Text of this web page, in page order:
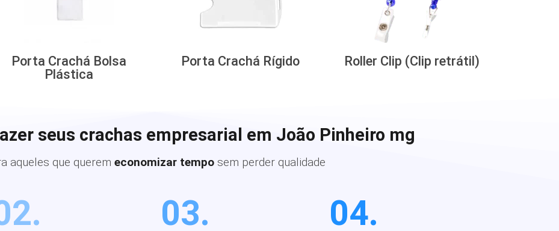
Porta Crachá Bolsa
Plástica
Porta Crachá Rígido Roller Clip (Clip retrátil)
seus crachas empresarial em João Pinheiro mg
aqueles que querem economizar tempo sem perder qualidade
03. 04.